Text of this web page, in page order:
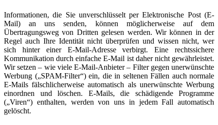
Informationen, die Sie unverschlüsselt per Elektronische Post (E-
Mail) an uns senden, können möglicherweise auf dem
Übertragungsweg von Dritten gelesen werden. Wir können in der
Regel auch Ihre Identität nicht überprüfen und wissen nicht, wer
sich hinter einer E-Mail-Adresse verbirgt. Eine rechtssichere
Kommunikation durch einfache E-Mail ist daher nicht gewährleistet.
Wir setzen – wie viele E-Mail-Anbieter – Filter gegen unerwünschte
Werbung („SPAM-Filter“) ein, die in seltenen Fällen auch normale
E-Mails fälschlicherweise automatisch als unerwünschte Werbung
einordnen und löschen. E-Mails, die schädigende Programme
(„Viren“) enthalten, werden von uns in jedem Fall automatisch
gelöscht.